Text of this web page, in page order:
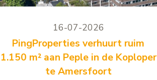
16-07-2026
PingProperties verhuurt ruim
1.150 m² aan Peple in de Koploper
te Amersfoort